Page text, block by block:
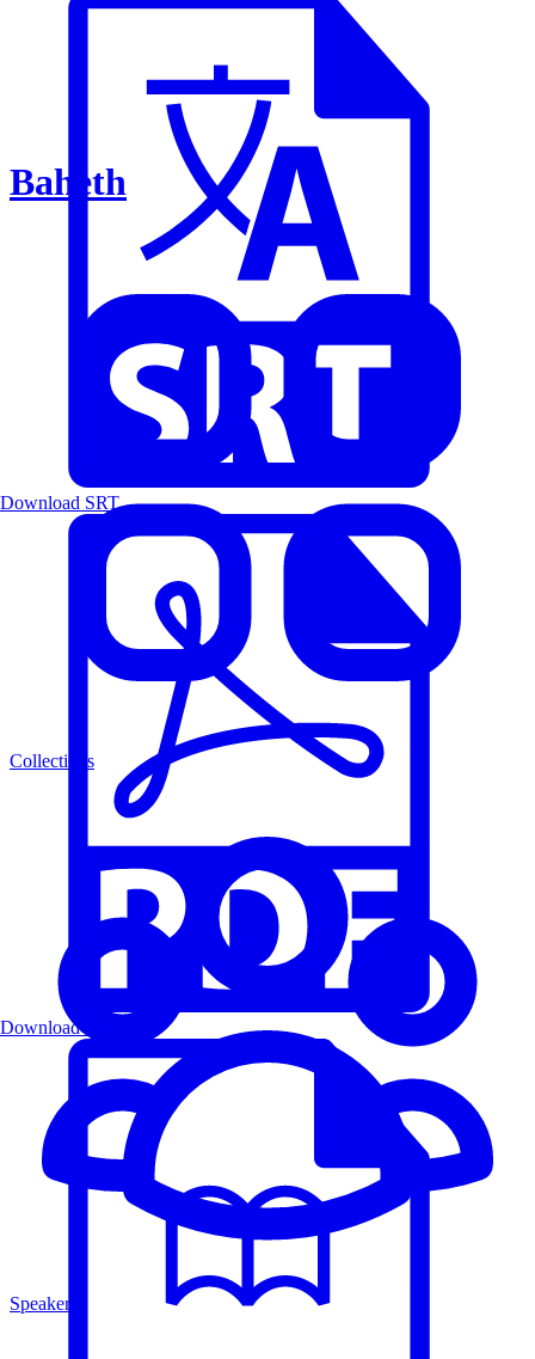
Baheth
Collections
Speakers
Download SRT
Download PDF